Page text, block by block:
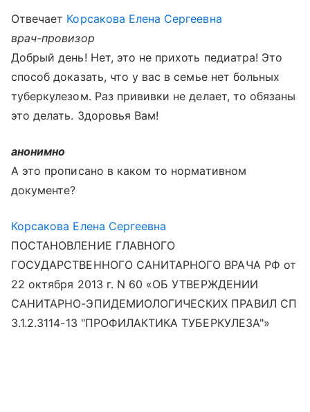
Отвечает Корсакова Елена Сергеевна
врач-провизор
Добрый день! Нет, это не прихоть педиатра! Это
способ доказать, что у вас в семье нет больных
туберкулезом. Раз прививки не делает, то обязаны
это делать. Здоровья Вам!
анонимно
А это прописано в каком то нормативном
документе?
Корсакова Елена Сергеевна
ПОСТАНОВЛЕНИЕ ГЛАВНОГО
ГОСУДАРСТВЕННОГО САНИТАРНОГО ВРАЧА РФ от
22 октября 2013 г. N 60 «ОБ УТВЕРЖДЕНИИ
САНИТАРНО-ЭПИДЕМИОЛОГИЧЕСКИХ ПРАВИЛ СП
3.1.2.3114-13 "ПРОФИЛАКТИКА ТУБЕРКУЛЕЗА"»